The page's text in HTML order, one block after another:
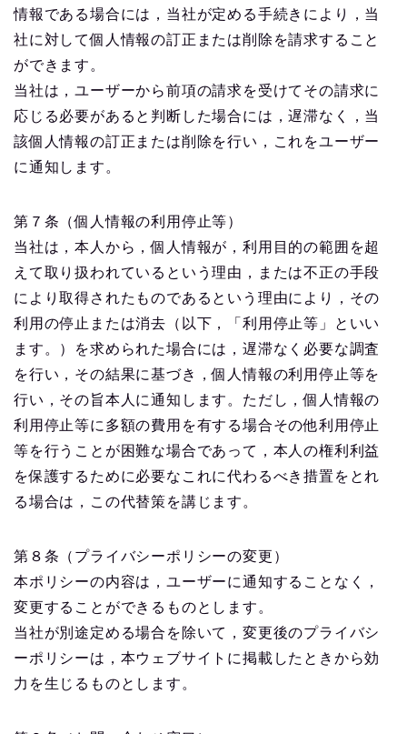
情報である場合には，当社が定める手続きにより，当
社に対して個人情報の訂正または削除を請求すること
ができます。
当社は，ユーザーから前項の請求を受けてその請求に
応じる必要があると判断した場合には，遅滞なく，当
該個人情報の訂正または削除を行い，これをユーザー
に通知します。
第７条（個人情報の利用停止等）
当社は，本人から，個人情報が，利用目的の範囲を超
えて取り扱われているという理由，または不正の手段
により取得されたものであるという理由により，その
利用の停止または消去（以下，「利用停止等」といい
ます。）を求められた場合には，遅滞なく必要な調査
を行い，その結果に基づき，個人情報の利用停止等を
行い，その旨本人に通知します。ただし，個人情報の
利用停止等に多額の費用を有する場合その他利用停止
等を行うことが困難な場合であって，本人の権利利益
を保護するために必要なこれに代わるべき措置をとれ
る場合は，この代替策を講じます。
第８条（プライバシーポリシーの変更）
本ポリシーの内容は，ユーザーに通知することなく，
変更することができるものとします。
当社が別途定める場合を除いて，変更後のプライバシ
ーポリシーは，本ウェブサイトに掲載したときから効
力を生じるものとします。